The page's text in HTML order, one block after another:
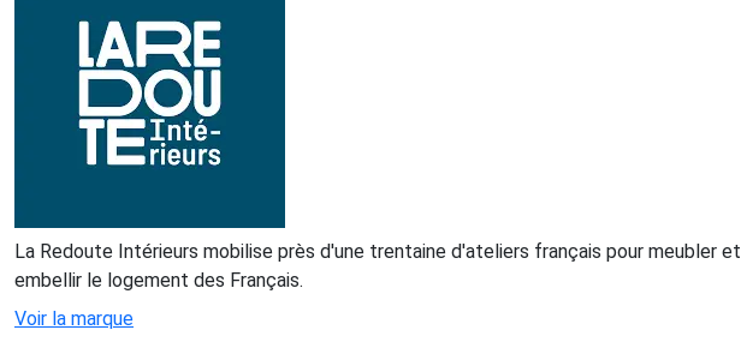
La Redoute Intérieurs mobilise près d'une trentaine d'ateliers français pour meubler et
embellir le logement des Français.
Voir la marque